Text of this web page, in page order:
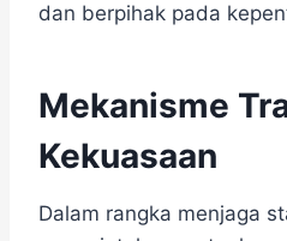
dan berpihak pada
Mekanisme
Kekuasaan
Dalam rangka menjaga